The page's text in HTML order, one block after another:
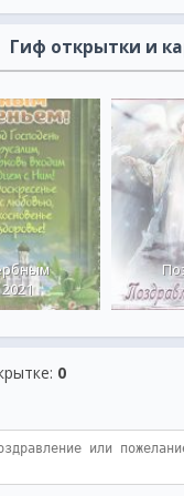
Гиф открытки и
: 0